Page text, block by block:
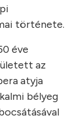
története.
éve
az
atyja
bélyeg